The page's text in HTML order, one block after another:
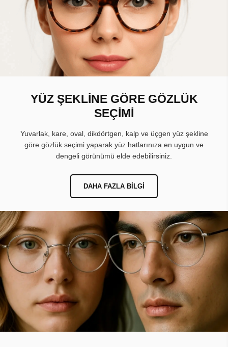
YÜZ ŞEKLİNE GÖRE GÖZLÜK
SEÇİMİ
Yuvarlak, kare, oval, dikdörtgen, kalp ve üçgen yüz şekline
göre gözlük seçimi yaparak yüz hatlarınıza en uygun ve
dengeli görünümü elde edebilirsiniz.
DAHA FAZLA BILGI